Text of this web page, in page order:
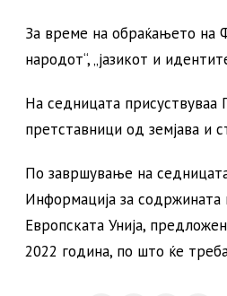
За време на обраќањето на
народот“, „јазикот и
На седницата
претставници од земјава и
По завршување на
Информација за содржината
Европската Унија,
2022 година, по што ќе